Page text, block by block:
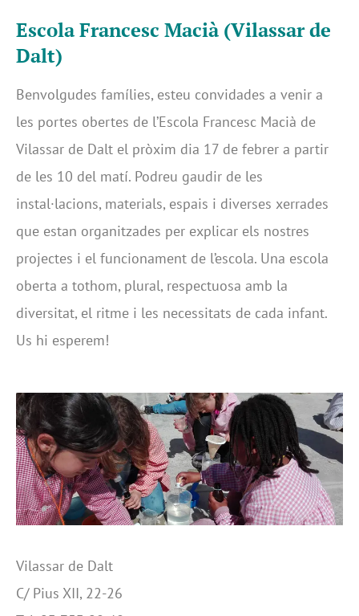
Escola Francesc Macià (Vilassar de
Dalt)
Benvolgudes famílies, esteu convidades a venir a
les portes obertes de l’Escola Francesc Macià de
Vilassar de Dalt el pròxim dia 17 de febrer a partir
de les 10 del matí. Podreu gaudir de les
instal·lacions, materials, espais i diverses xerrades
que estan organitzades per explicar els nostres
projectes i el funcionament de l’escola. Una escola
oberta a tothom, plural, respectuosa amb la
diversitat, el ritme i les necessitats de cada infant.
Us hi esperem!
Vilassar de Dalt
C/ Pius XII, 22-26